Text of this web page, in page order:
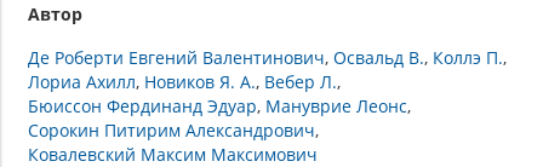
Автор
Де Роберти Евгений Валентинович Освальд В. Коллэ П.
Лориа Ахилл Новиков Я. А. Вебер Л.
Бюиссон Фердинанд Эдуар Мануврие Леонс
Сорокин Питирим Александрович
Ковалевский Максим Максимович